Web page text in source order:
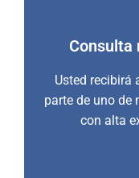
Consulta
Usted recibirá
parte de uno de
con alta